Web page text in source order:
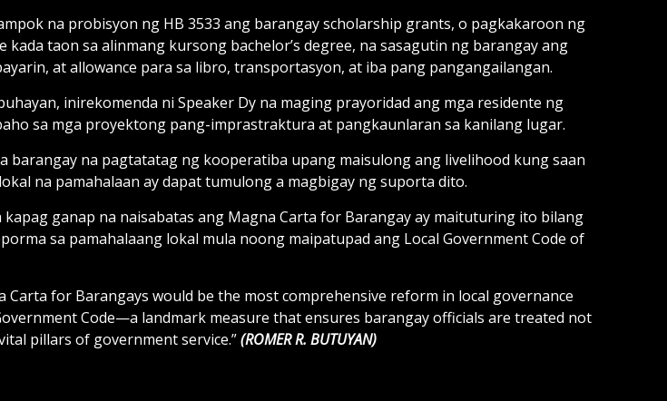
na probisyon ng HB 3533 ang barangay scholarship grants, o pagkakaroon ng
kada taon sa alinmang kursong bachelor’s degree, na sasagutin ng barangay ang
at allowance para sa libro, transportasyon, at iba pang pangangailangan.
inirekomenda ni Speaker Dy na maging prayoridad ang mga residente ng
sa mga proyektong pang-imprastraktura at pangkaunlaran sa kanilang lugar.
barangay na pagtatatag ng kooperatiba upang maisulong ang livelihood kung saan
na pamahalaan ay dapat tumulong a magbigay ng suporta dito.
kapag ganap na naisabatas ang Magna Carta for Barangay ay maituturing ito bilang
sa pamahalaang lokal mula noong maipatupad ang Local Government Code of
Carta for Barangays would be the most comprehensive reform in local governance
Code—a landmark measure that ensures barangay officials are treated not
pillars of government service.”(ROMER R. BUTUYAN)